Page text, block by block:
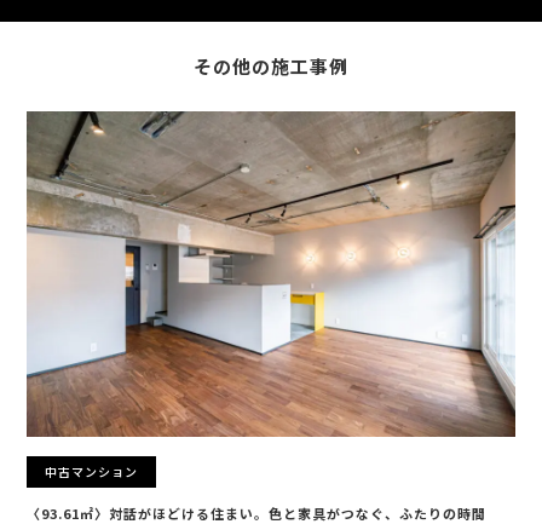
その他の施工事例
中古マンション
〈93.61㎡〉対話がほどける住まい。色と家具がつなぐ、ふたりの時間